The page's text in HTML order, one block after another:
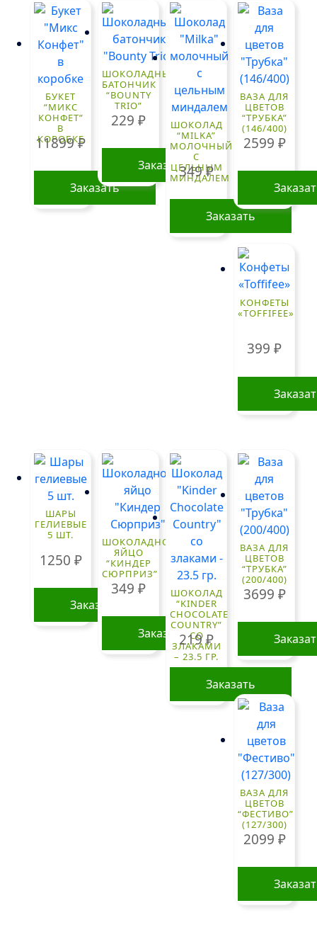
БУКЕТ
“МИКС
КОНФЕТ”
В
КОРОБКЕ
11899₽
Заказать
ШОКОЛАДНЫЙ
БАТОНЧИК
“BOUNTY
TRIO”
229₽
Заказать
ШОКОЛАД
“MILKA”
МОЛОЧНЫЙ
С
ЦЕЛЬНЫМ
МИНДАЛЕМ
349₽
Заказать
ВАЗА ДЛЯ
ЦВЕТОВ
“ТРУБКА”
(146/400)
2599 ₽
КОНФЕТЫ
«TOFFIFEE»
399₽
ШАРЫ
ГЕЛИЕВЫЕ
5 ШТ.
1250 ₽
Заказать
ШОКОЛАДНОЕ
ЯЙЦО
“КИНДЕР
СЮРПРИЗ”
349₽
Заказать
ШОКОЛАД
“KINDER
CHOCOLATE
COUNTRY”
СО
ЗЛАКАМИ
– 23.5 ГР.
219₽
Заказать
ВАЗА ДЛЯ
ЦВЕТОВ
“ТРУБКА”
(200/400)
3699 ₽
ВАЗА ДЛЯ
ЦВЕТОВ
“ФЕСТИВО”
(127/300)
2099 ₽